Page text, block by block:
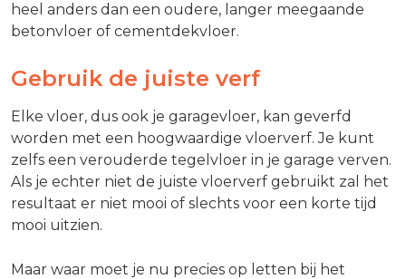
heel anders dan een oudere, langer meegaande
betonvloer of cementdekvloer.
Gebruik de juiste verf
Elke vloer, dus ook je garagevloer, kan geverfd
worden met een hoogwaardige vloerverf. Je kunt
zelfs een verouderde tegelvloer in je garage verven.
Als je echter niet de juiste vloerverf gebruikt zal het
resultaat er niet mooi of slechts voor een korte tijd
mooi uitzien.
Maar waar moet je nu precies op letten bij het